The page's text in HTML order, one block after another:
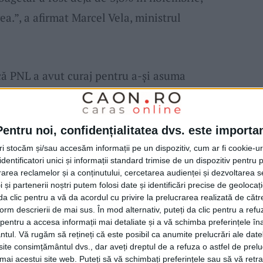
noi, confidențialitatea dvs. este
stocăm și/sau accesăm informații pe un dispozitiv, cum ar fi cookie-
unici și informații standard trimise de un dispozitiv pentru
reclamelor și a conținutului, cercetarea audienței și dezvoltarea
și partenerii noștri putem folosi date și identificări precise de
clic pentru a vă da acordul cu privire la prelucrarea realizată de
descrierii de mai sus. În mod alternativ, puteți da clic pentru a
a accesa informații mai detaliate și a vă schimba preferințele
Vă rugăm să rețineți că este posibil ca anumite prelucrări ale
consimțământul dvs., dar aveți dreptul de a refuza o astfel de
acestui site web. Puteți să vă schimbați preferințele sau să vă
a afirmat Marcel Vela, ministrul
PNL a avut curaj pentru a-și asuma
pentru România și că într-un timp foarte
credibilitatea României pe plan extern.
modalitate de guvernare pentru a grăbi,
de legi. „Vom adopta un sistem de
Nu vom merge pe OUG-uri, vom trimite în
nu va fi de acord cu noi, ne vom
în Parlament, deputații și senatorii
amendamente, după care aceste
trimise spre promulgare